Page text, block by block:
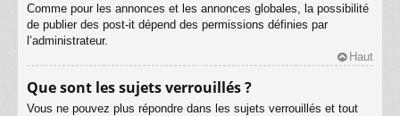
Comme pour les annonces et les annonces globales, la possibilité
de publier des post-it dépend des permissions définies par
l’administrateur.
Haut
Que sont les sujets verrouillés ?
Vous ne pouvez plus répondre dans les sujets verrouillés et tout